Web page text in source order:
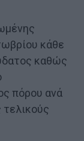
κάθε
καθώς
πόρου ανά
τελικούς